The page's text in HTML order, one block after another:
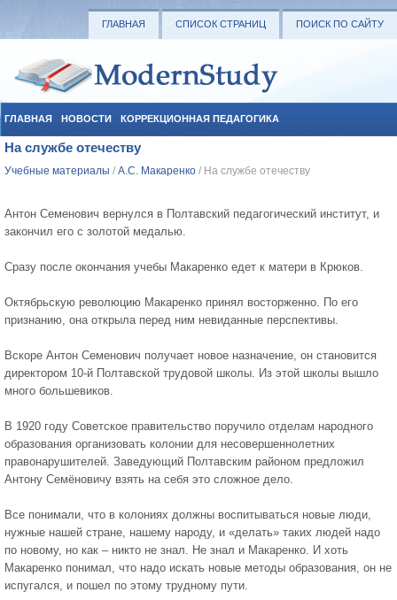
ГЛАВНАЯ СПИСОК СТРАНИЦ ПОИСК ПО САЙТУ
ГЛАВНАЯ НОВОСТИ КОРРЕКЦИОННАЯ ПЕДАГОГИКА
СОЦИАЛЬНАЯ ПЕДАГОГИКА
На службе отечеству
Учебные материалы / А.С. Макаренко / На службе отечеству
Антон Семенович вернулся в Полтавский педагогический институт, и
закончил его с золотой медалью.
Сразу после окончания учебы Макаренко едет к матери в Крюков.
Октябрьскую революцию Макаренко принял восторженно. По его
признанию, она открыла перед ним невиданные перспективы.
Вскоре Антон Семенович получает новое назначение, он становится
директором 10-й Полтавской трудовой школы. Из этой школы вышло
много большевиков.
В 1920 году Советское правительство поручило отделам народного
образования организовать колонии для несовершеннолетних
правонарушителей. Заведующий Полтавским районом предложил
Антону Семёновичу взять на себя это сложное дело.
Все понимали, что в колониях должны воспитываться новые люди,
нужные нашей стране, нашему народу, и «делать» таких людей надо
по новому, но как – никто не знал. Не знал и Макаренко. И хоть
Макаренко понимал, что надо искать новые методы образования, он не
испугался, и пошел по этому трудному пути.